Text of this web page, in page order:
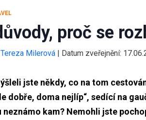
proč se
Tereza Milerová | Datum zveřejnění:
jste někdy, co na tom
dobře, doma nejlíp“, sedící na
neznámo kam? Nemohli jste